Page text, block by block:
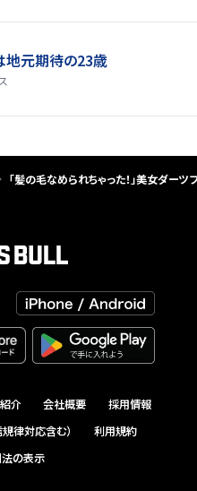
地元期待の23歳
「髪の毛なめられちゃった！」美女ダー
介 会社概要
採用情報
律対応含む）
利用規約
の表示